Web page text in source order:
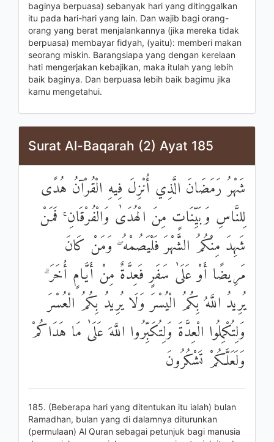
baginya berpuasa) sebanyak hari yang ditinggalkan
itu pada hari-hari yang lain. Dan wajib bagi orang-
orang yang berat menjalankannya (jika mereka tidak
berpuasa) membayar fidyah, (yaitu): memberi makan
seorang miskin. Barangsiapa yang dengan kerelaan
hati mengerjakan kebajikan, maka itulah yang lebih
baik baginya. Dan berpuasa lebih baik bagimu jika
kamu mengetahui.
Surat Al-Baqarah (2) Ayat 185
شَهْرُ رَمَضَانَ الَّذِي أُنْزِلَ فِيهِ الْقُرْآنُ هُدًى
لِلنَّاسِ وَبَيِّنَاتٍ مِنَ الْهُدَىٰ وَالْفُرْقَانِ ۚ فَمَنْ
شَهِدَ مِنْكُمُ الشَّهْرَ فَلْيَصُمْهُ ۖ وَمَنْ كَانَ
مَرِيضًا أَوْ عَلَىٰ سَفَرٍ فَعِدَّةٌ مِنْ أَيَّامٍ أُخَرَ ۗ
يُرِيدُ اللَّهُ بِكُمُ الْيُسْرَ وَلَا يُرِيدُ بِكُمُ الْعُسْرَ
وَلِتُكْمِلُوا الْعِدَّةَ وَلِتُكَبِّرُوا اللَّهَ عَلَىٰ مَا هَدَاكُمْ
وَلَعَلَّكُمْ تَشْكُرُونَ
185. (Beberapa hari yang ditentukan itu ialah) bulan
Ramadhan, bulan yang di dalamnya diturunkan
(permulaan) Al Quran sebagai petunjuk bagi manusia